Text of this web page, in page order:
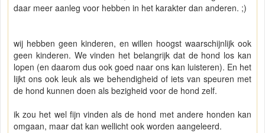
daar meer aanleg voor hebben in het karakter dan anderen. ;)
wij hebben geen kinderen, en willen hoogst waarschijnlijk ook
geen kinderen. We vinden het belangrijk dat de hond los kan
lopen (en daarom dus ook goed naar ons kan luisteren). En het
lijkt ons ook leuk als we behendigheid of iets van speuren met
de hond kunnen doen als bezigheid voor de hond zelf.
ik zou het wel fijn vinden als de hond met andere honden kan
omgaan, maar dat kan wellicht ook worden aangeleerd.